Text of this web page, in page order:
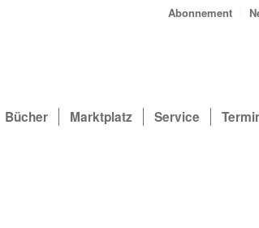
Abonnement
Bücher Marktplatz Service